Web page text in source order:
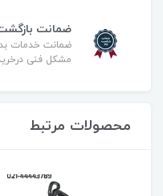
ضمانت بازگشت
ضمانت خدمات
مشکل فنی
محصولات مرتبط